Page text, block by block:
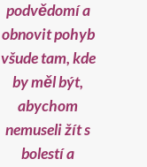
podvědomí a
obnovit pohyb
všude tam, kde
by měl být,
abychom
nemuseli žít s
bolestí a